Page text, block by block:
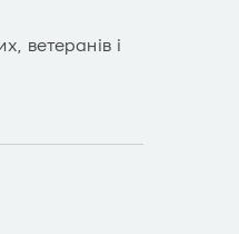
ветеранів і